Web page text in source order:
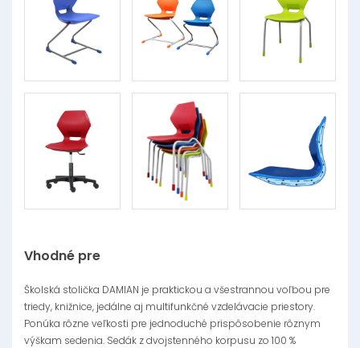
Vhodné pre
Školská stolička DAMIAN je praktickou a všestrannou voľbou pre
triedy, knižnice, jedálne aj multifunkčné vzdelávacie priestory.
Ponúka rôzne veľkosti pre jednoduché prispôsobenie rôznym
výškam sedenia. Sedák z dvojstenného korpusu zo 100 %